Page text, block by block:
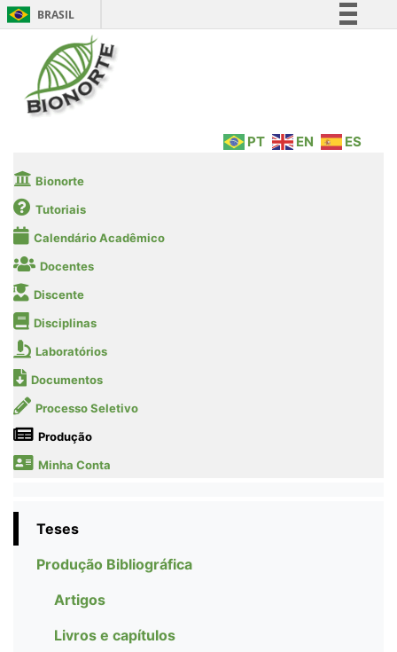
BRASIL
Legislação
PT EN ES
Bionorte
Tutoriais
Calendário Acadêmico
Docentes
Discente
Disciplinas
Laboratórios
Documentos
Processo Seletivo
Produção
Minha Conta
Teses
Produção Bibliográfica
Artigos
Livros e capítulos